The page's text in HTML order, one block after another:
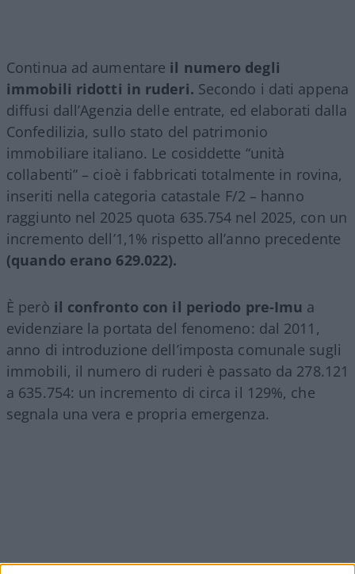
Continua ad aumentare il numero degli
immobili ridotti in ruderi. Secondo i dati appena
diffusi dall’Agenzia delle entrate, ed elaborati dalla
Confedilizia, sullo stato del patrimonio
immobiliare italiano. Le cosiddette “unità
collabenti” – cioè i fabbricati totalmente in rovina,
inseriti nella categoria catastale F/2 – hanno
raggiunto nel 2025 quota 635.754 nel 2025, con un
incremento dell’1,1% rispetto all’anno precedente
(quando erano 629.022).
È però il confronto con il periodo pre-Imu a
evidenziare la portata del fenomeno: dal 2011,
anno di introduzione dell’imposta comunale sugli
immobili, il numero di ruderi è passato da 278.121
a 635.754: un incremento di circa il 129%, che
segnala una vera e propria emergenza.